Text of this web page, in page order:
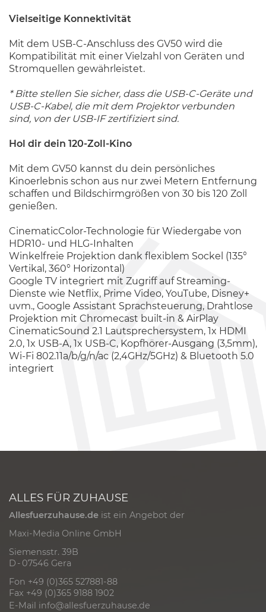
Vielseitige Konnektivität
Mit dem USB-C-Anschluss des GV50 wird die
Kompatibilität mit einer Vielzahl von Geräten und
Stromquellen gewährleistet.
* Bitte stellen Sie sicher, dass die USB-C-Geräte und
USB-C-Kabel, die mit dem Projektor verbunden
sind, von der USB-IF zertifiziert sind.
Hol dir dein 120-Zoll-Kino
Mit dem GV50 kannst du dein persönliches
Kinoerlebnis schon aus nur zwei Metern Entfernung
schaffen und Bildschirmgrößen von 30 bis 120 Zoll
genießen.
CinematicColor-Technologie für Wiedergabe von
HDR10- und HLG-Inhalten
Winkelfreie Projektion dank flexiblem Sockel (135°
Vertikal, 360° Horizontal)
Google TV integriert mit Zugriff auf Streaming-
Dienste wie Netflix, Prime Video, YouTube, Disney+
uvm., Google Assistant Sprachsteuerung, Drahtlose
Projektion mit Chromecast built-in & AirPlay
CinematicSound 2.1 Lautsprechersystem, 1x HDMI
2.0, 1x USB-A, 1x USB-C, Kopfhörer-Ausgang (3,5mm),
Wi-Fi 802.11a/b/g/n/ac (2,4GHz/5GHz) & Bluetooth 5.0
integriert
ALLES FÜR ZUHAUSE
Allesfuerzuhause.de ist ein Angebot der
Maxi-Media Online GmbH
Siemensstr. 39B
D - 07546 Gera
Fon +49 (0)365 527881-88
Fax +49 (0)365 9188 1902
E-Mail info@allesfuerzuhause.de